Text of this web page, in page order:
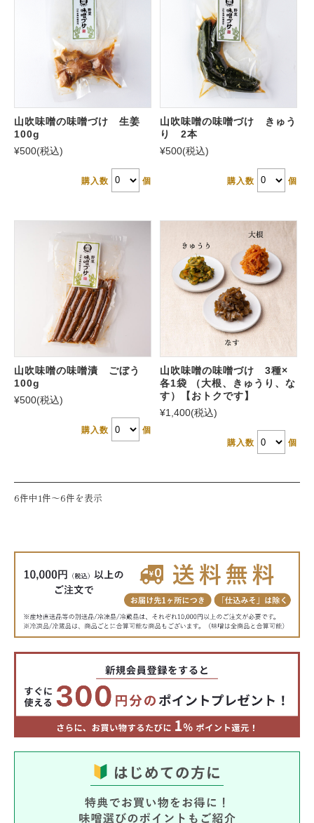
山吹味噌の味噌づけ 生姜
100g
¥500(税込)
購入数 個
山吹味噌の味噌づけ きゅう
り 2本
¥500(税込)
購入数 個
山吹味噌の味噌漬 ごぼう
100g
¥500(税込)
購入数 個
山吹味噌の味噌づけ 3種×
各1袋 （大根、きゅうり、な
す）【おトクです】
¥1,400(税込)
購入数 個
6件中1件〜6件を表示